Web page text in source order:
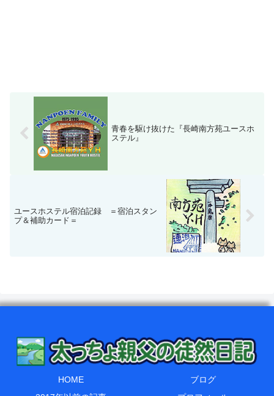
青春を駆け抜けた『長崎南方苑ユースホ
ステル』
ユースホステル宿泊記録 ＝宿泊スタン
プ＆補助カード＝
HOME
ブログ